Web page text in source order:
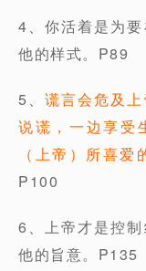
4、你活着是为
他的样式。P89
5、谎言会危及
说谎，一边享
（上帝）所喜爱
P100
6、上帝才是控
他的旨意。P135